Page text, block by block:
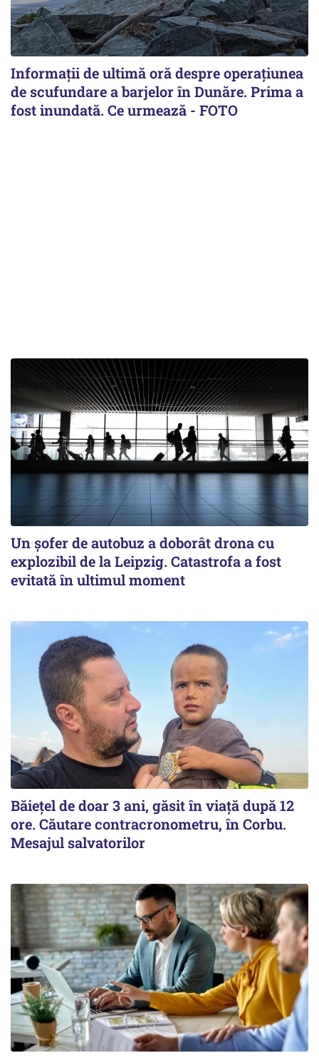
Informații de ultimă oră despre operațiunea
de scufundare a barjelor în Dunăre. Prima a
fost inundată. Ce urmează - FOTO
Un șofer de autobuz a doborât drona cu
explozibil de la Leipzig. Catastrofa a fost
evitată în ultimul moment
Băiețel de doar 3 ani, găsit în viață după 12
ore. Căutare contracronometru, în Corbu.
Mesajul salvatorilor